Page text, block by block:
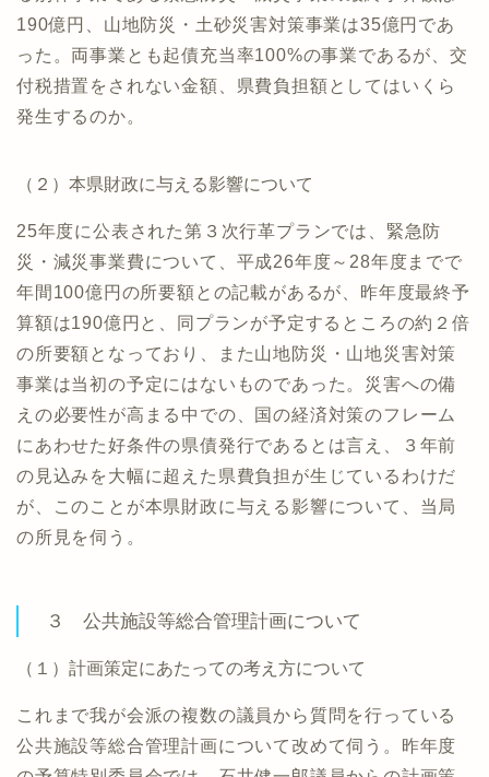
190億円、山地防災・土砂災害対策事業は35億円であ
った。両事業とも起債充当率100%の事業であるが、交
付税措置をされない金額、県費負担額としてはいくら
発生するのか。
（２）本県財政に与える影響について
25年度に公表された第３次行革プランでは、緊急防
災・減災事業費について、平成26年度～28年度までで
年間100億円の所要額との記載があるが、昨年度最終予
算額は190億円と、同プランが予定するところの約２倍
の所要額となっており、また山地防災・山地災害対策
事業は当初の予定にはないものであった。災害への備
えの必要性が高まる中での、国の経済対策のフレーム
にあわせた好条件の県債発行であるとは言え、３年前
の見込みを大幅に超えた県費負担が生じているわけだ
が、このことが本県財政に与える影響について、当局
の所見を伺う。
３ 公共施設等総合管理計画について
（１）計画策定にあたっての考え方について
これまで我が会派の複数の議員から質問を行っている
公共施設等総合管理計画について改めて伺う。昨年度